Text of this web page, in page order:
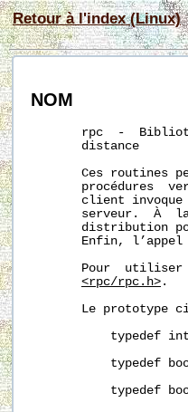
Retour à l'index (Linux)
NOM
rpc  -
       distance
Ces routines
procédures
client
serveur.  À
distribution
Enfin,
Pour
<rpc/rpc.h> .
Le prototype
typedef
typedef
typedef